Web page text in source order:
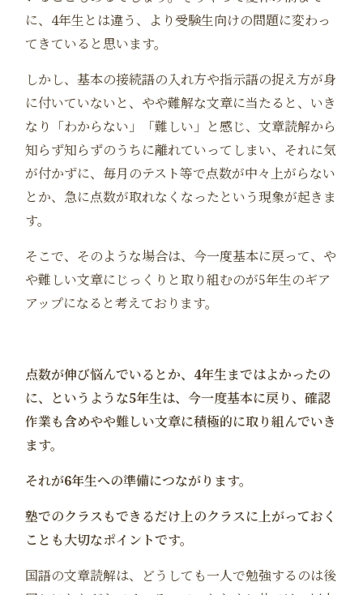
に、4年生とは違う、より受験生向けの問題に変わっ
てきていると思います。
しかし、基本の接続語の入れ方や指示語の捉え方が身
に付いていないと、やや難解な文章に当たると、いき
なり「わからない」「難しい」と感じ、文章読解から
知らず知らずのうちに離れていってしまい、それに気
が付かずに、毎月のテスト等で点数が中々上がらない
とか、急に点数が取れなくなったという現象が起きま
す。
そこで、そのような場合は、今一度基本に戻って、や
や難しい文章にじっくりと取り組むのが5年生のギア
アップになると考えております。
点数が伸び悩んでいるとか、4年生まではよかったの
に、というような5年生は、今一度基本に戻り、確認
作業も含めやや難しい文章に積極的に取り組んでいき
ます。
それが6年生への準備につながります。
塾でのクラスもできるだけ上のクラスに上がっておく
ことも大切なポイントです。
国語の文章読解は、どうしても一人で勉強するのは後